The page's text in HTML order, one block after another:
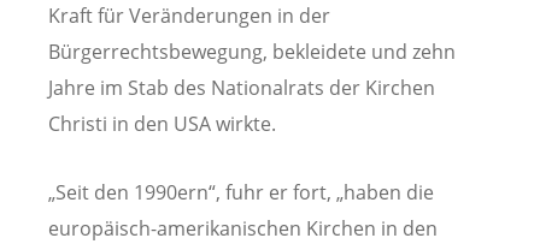
Kraft für Veränderungen in der
Bürgerrechtsbewegung, bekleidete und zehn
Jahre im Stab des Nationalrats der Kirchen
Christi in den USA wirkte.
„Seit den 1990ern“, fuhr er fort, „haben die
europäisch-amerikanischen Kirchen in den